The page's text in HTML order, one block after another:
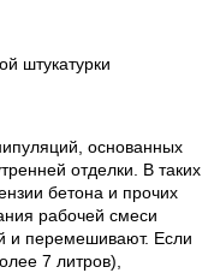
штукатурки
основанных
отделки. В таких
бетона и прочих
рабочей смеси
и перемешивают. Если
7 литров),